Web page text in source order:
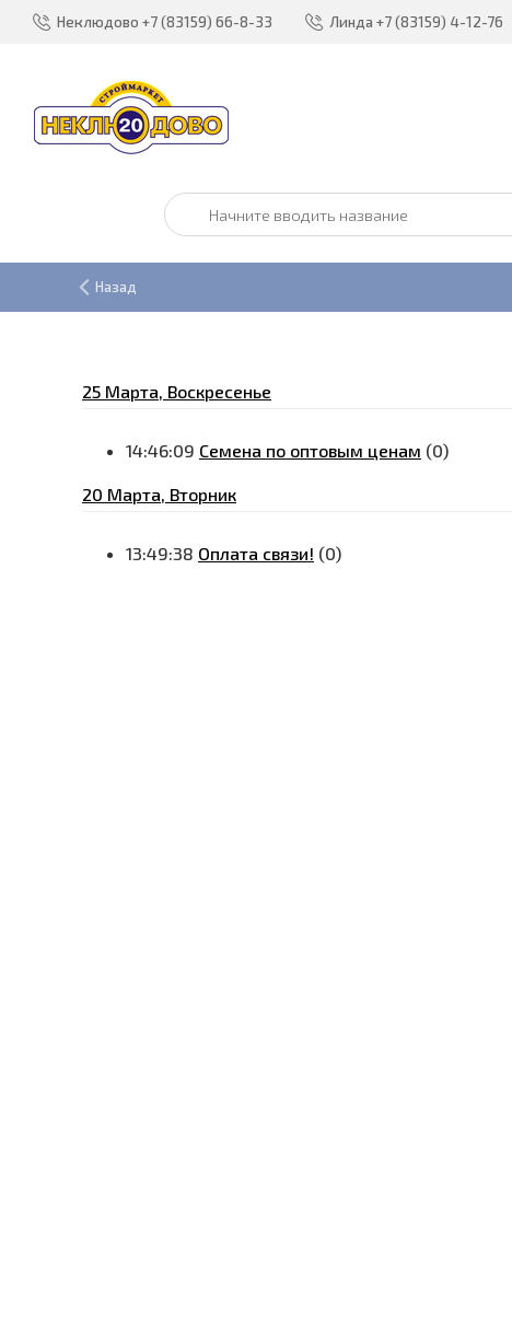
Неклюдово +7 (83159) 66-8-33 Линда +7 (83159) 4-12-76
Назад
25 Марта, Воскресенье
14:46:09 Семена по оптовым ценам (0)
20 Марта, Вторник
13:49:38 Оплата связи! (0)